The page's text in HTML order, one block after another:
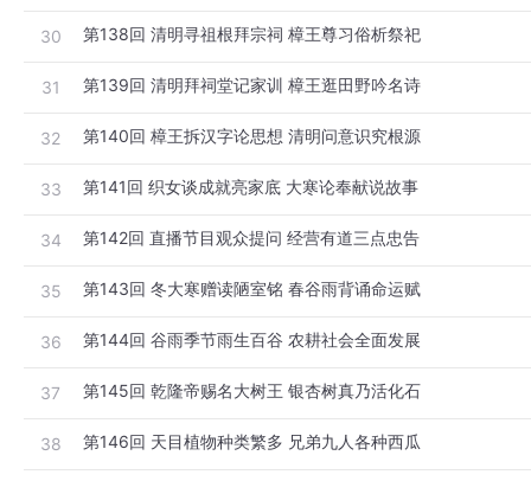
30 第138回 清明寻祖根拜宗祠 樟王尊习俗析祭祀
31 第139回 清明拜祠堂记家训 樟王逛田野吟名诗
32 第140回 樟王拆汉字论思想 清明问意识究根源
33 第141回 织女谈成就亮家底 大寒论奉献说故事
34 第142回 直播节目观众提问 经营有道三点忠告
35 第143回 冬大寒赠读陋室铭 春谷雨背诵命运赋
36 第144回 谷雨季节雨生百谷 农耕社会全面发展
37 第145回 乾隆帝赐名大树王 银杏树真乃活化石
38 第146回 天目植物种类繁多 兄弟九人各种西瓜